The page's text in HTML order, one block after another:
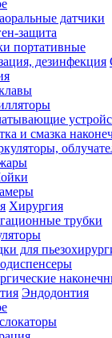
датчики
защита
портативные
и смазка
Хирургия
трубки
для
Эндодонтия